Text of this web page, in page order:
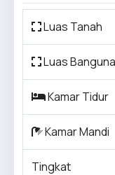
Luas Tanah
Luas
Kamar Tidur
Kamar Mandi
Tingkat